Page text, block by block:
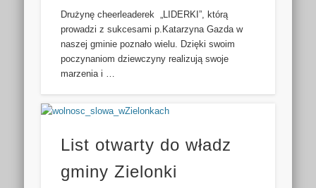
Drużynę cheerleaderek „LIDERKI”, którą
prowadzi z sukcesami p.Katarzyna Gazda w
naszej gminie poznało wielu. Dzięki swoim
poczynaniom dziewczyny realizują swoje
marzenia i …
List otwarty do władz
gminy Zielonki